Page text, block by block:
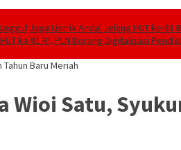
Jaga Listrik Andal Jelang HUT ke-81
ke 81 RI, PLN Dorong Digitalisasi
Baru Meriah
Satu,